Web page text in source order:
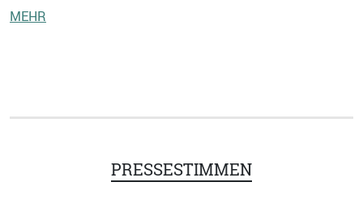
MEHR
PRESSESTIMMEN